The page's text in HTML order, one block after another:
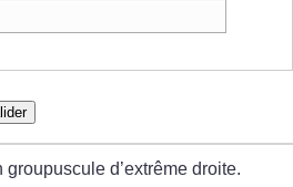
d’extrême droite.